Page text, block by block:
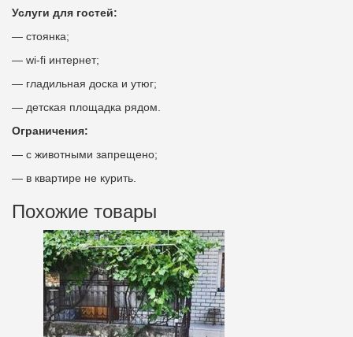
Услуги для гостей:
— стоянка;
— wi-fi интернет;
— гладильная доска и утюг;
— детская площадка рядом.
Ограничения:
— с животными запрещено;
— в квартире не курить.
Похожие товары